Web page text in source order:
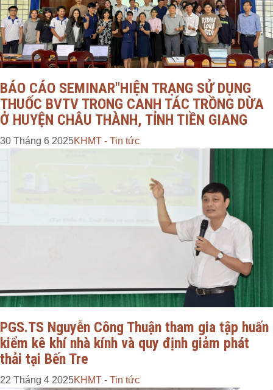
BÁO CÁO SEMINAR"HIỆN TRẠNG SỬ DỤNG
THUỐC BVTV TRONG CANH TÁC TRỒNG DỪA
Ở HUYỆN CHÂU THÀNH, TỈNH TIỀN GIANG
30 Tháng 6 2025KHMT - Tin tức
PGS.TS Nguyễn Công Thuận tham gia tập huấn
kiểm kê khí nhà kính và quy định giảm phát
thải tại Bến Tre
22 Tháng 4 2025KHMT - Tin tức